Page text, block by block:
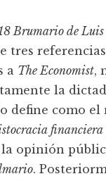
Brumario de
tres
a The Economist,
la
define como el
financiera
opinión
.